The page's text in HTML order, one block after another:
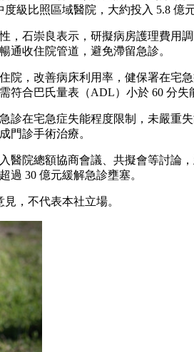
級比照區域醫院，大約投入 5.8 億元
，石崇良表示，研擬病房護理費用
通收住院管道，避免滯留急診。
住院，改善病床利用率，健保署在宅
符合巴氏量表（ADL）小於 60 分失
診在宅急症失能程度限制，未嚴重
門診手術治療。
醫院總額協商會議、共擬會等討論，
過 30 億元緩解急診壅塞。
，不代表本社立場。